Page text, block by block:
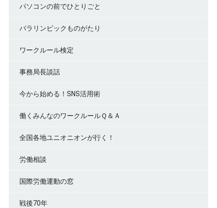
パソコンの前でひとりごと
パラリンピックものがたり
ワークルール検定
事務局長談話
今から始める！SNS活用術
働くみんなのワークルールＱ＆Ａ
全国各地ユニオニオンが行く！
労働相談
国際労働運動の窓
戦後70年